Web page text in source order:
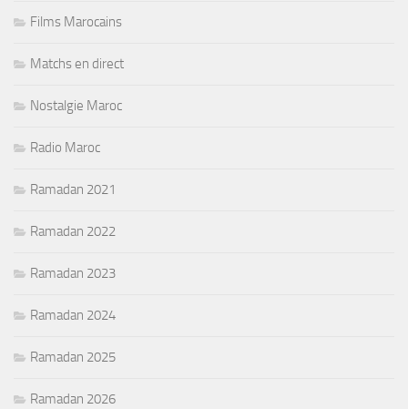
Films Marocains
Matchs en direct
Nostalgie Maroc
Radio Maroc
Ramadan 2021
Ramadan 2022
Ramadan 2023
Ramadan 2024
Ramadan 2025
Ramadan 2026